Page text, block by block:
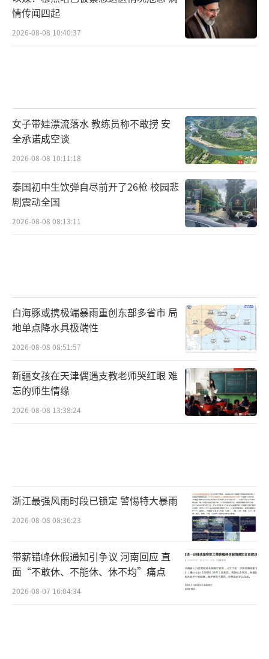
情传闻四起
2026-08-08 10:40:37
女子带娃漂流落水 教练员称不敢捞 安
全承诺成空谈
2026-08-08 10:11:18
泰国初中生饮弹自尽前开了26枪 校园悲
剧震动全国
2026-08-08 08:13:11
白海豚或携极端暴雨重创东部多省市 局
地单点降水具极端性
2026-08-08 08:51:57
新疆女孩在天津偶遇支教老师哭红眼 难
忘的师生情缘
2026-08-08 13:38:24
浙江最强风雨时段已锁定 警惕特大暴雨
2026-08-08 08:36:23
带薪错峰休假通知引争议 河南回应 直
面“不敢休、不能休、休不均”痛点
2026-08-07 16:04:34